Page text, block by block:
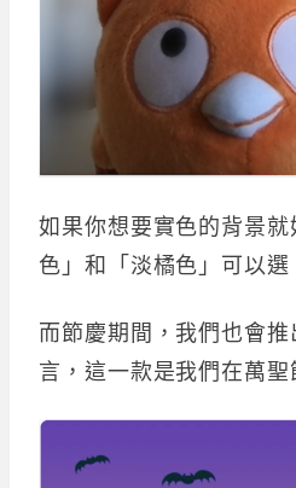
如果你想要實色的背景
色」和「淡橘色」可以選
而節慶期間，我們也會
言，這一款是我們在萬聖